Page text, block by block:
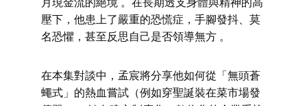
壓下，他患上了嚴重的恐慌症，手腳發抖、莫
名恐懼，甚至反思自己是否領導無方 。
在本集對談中，孟宸將分享他如何從「無頭蒼
蠅式」的熱血嘗試（例如穿聖誕裝在菜市場發